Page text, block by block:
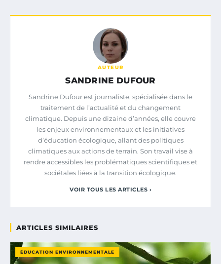
AUTEUR
SANDRINE DUFOUR
Sandrine Dufour est journaliste, spécialisée dans le
traitement de l’actualité et du changement
climatique. Depuis une dizaine d’années, elle couvre
les enjeux environnementaux et les initiatives
d’éducation écologique, allant des politiques
climatiques aux actions de terrain. Son travail vise à
rendre accessibles les problématiques scientifiques et
sociétales liées à la transition écologique.
VOIR TOUS LES ARTICLES ›
ARTICLES SIMILAIRES
ÉDUCATION ENVIRONNEMENTALE